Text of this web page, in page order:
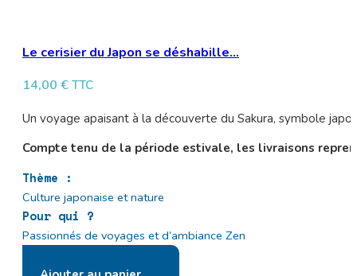
Le cerisier du Japon se déshabille…
14,00 € TTC
Un voyage apaisant à la découverte du Sakura, symbole
Compte tenu de la période estivale, les livraisons
Thème :
Culture japonaise et nature
Pour qui ?
Passionnés de voyages et d’ambiance Zen